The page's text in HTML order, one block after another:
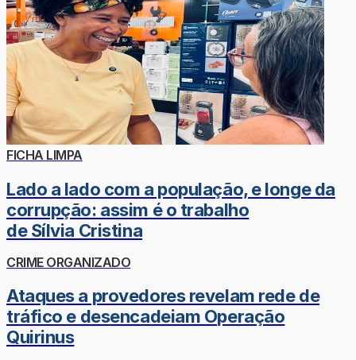
FICHA LIMPA
Lado a lado com a população, e longe da
corrupção: assim é o trabalho
de Sílvia Cristina
CRIME ORGANIZADO
Ataques a provedores revelam rede de
tráfico e desencadeiam Operação
Quirinus